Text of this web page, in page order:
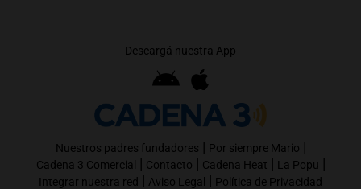
Descargá nuestra App
Nuestros padres fundadores | Por siempre Mario |
Cadena 3 Comercial | Contacto | Cadena Heat | La Popu |
Integrar nuestra red | Aviso Legal | Política de Privacidad